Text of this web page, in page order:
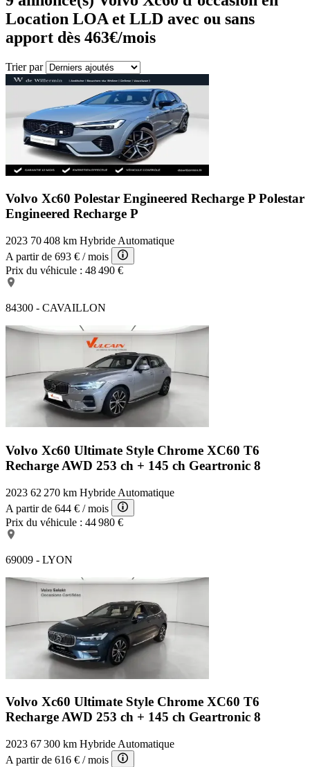
Location LOA et LLD avec ou sans
apport dès 463€/mois
Trier par
Volvo Xc60 Polestar Engineered Recharge P Polestar
Engineered Recharge P
2023 70 408 km Hybride Automatique
A partir de 693 € / mois
Prix du véhicule : 48 490 €
84300 - CAVAILLON
Volvo Xc60 Ultimate Style Chrome XC60 T6
Recharge AWD 253 ch + 145 ch Geartronic 8
2023 62 270 km Hybride Automatique
A partir de 644 € / mois
Prix du véhicule : 44 980 €
69009 - LYON
Volvo Xc60 Ultimate Style Chrome XC60 T6
Recharge AWD 253 ch + 145 ch Geartronic 8
2023 67 300 km Hybride Automatique
A partir de 616 € / mois